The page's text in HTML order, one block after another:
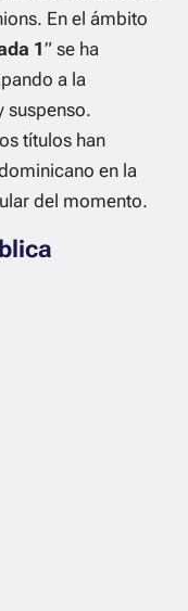
En el ámbito
1” se ha
a la
suspenso.
títulos han
en la
del momento.